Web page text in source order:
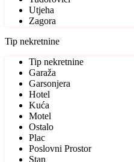
Utjeha
Zagora
Tip nekretnine
Tip nekretnine
Garaža
Garsonjera
Hotel
Kuća
Motel
Ostalo
Plac
Poslovni Prostor
Stan